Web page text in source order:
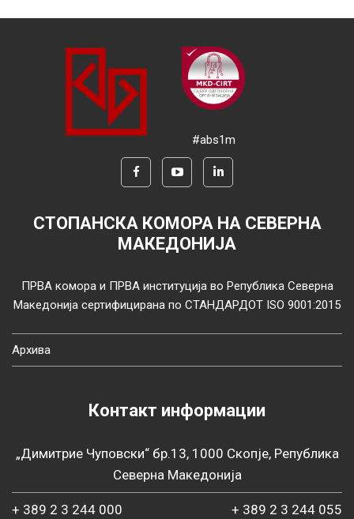
#abs1m
СТОПАНСКА КОМОРА НА СЕВЕРНА
МАКЕДОНИЈА
ПРВА комора и ПРВА институција во Република Северна
Македонија сертифицирана по СТАНДАРДОТ ISO 9001:2015
Архива
Контакт информации
„Димитрие Чуповски“ бр.13, 1000 Скопје, Република
Северна Македонија
+ 389 2 3 244 000 + 389 2 3 244 055